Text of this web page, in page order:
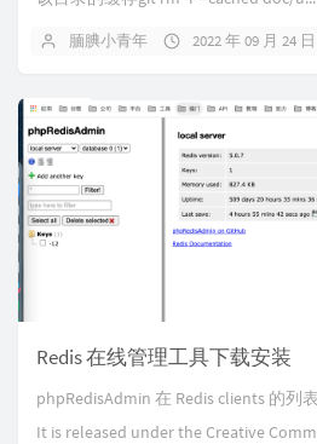
腼腆小青年 2022 年 09 月 24 日
Redis 在线管理工具下载安装
phpRedisAdmin 在 Redis clients 的列
It is released under the Creative